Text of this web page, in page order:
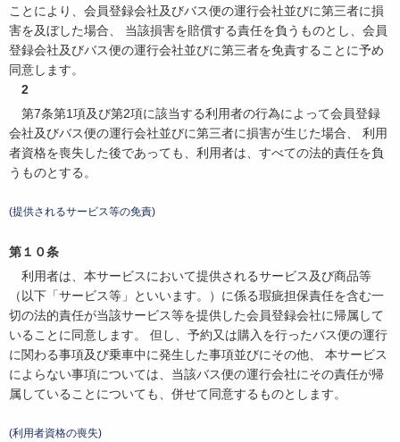
ことにより、会員登録会社及びバス便の運行会社並びに第三者に損
害を及ぼした場合、 当該損害を賠償する責任を負うものとし、会員
登録会社及びバス便の運行会社並びに第三者を免責することに予め
同意します。
2
第7条第1項及び第2項に該当する利用者の行為によって会員登録
会社及びバス便の運行会社並びに第三者に損害が生じた場合、 利用
者資格を喪失した後であっても、利用者は、すべての法的責任を負
うものとする。
(提供されるサービス等の免責)
第１０条
利用者は、本サービスにおいて提供されるサービス及び商品等
（以下「サービス等」といいます。）に係る瑕疵担保責任を含む一
切の法的責任が当該サービス等を提供した会員登録会社に帰属して
いることに同意します。 但し、予約又は購入を行ったバス便の運行
に関わる事項及び乗車中に発生した事項並びにその他、 本サービス
によらない事項については、当該バス便の運行会社にその責任が帰
属していることについても、併せて同意するものとします。
(利用者資格の喪失)